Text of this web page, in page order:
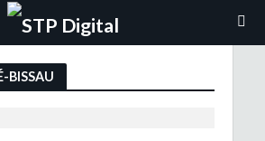
BISSAU